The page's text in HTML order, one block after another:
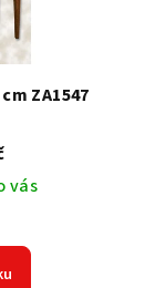
ZA1547
vás